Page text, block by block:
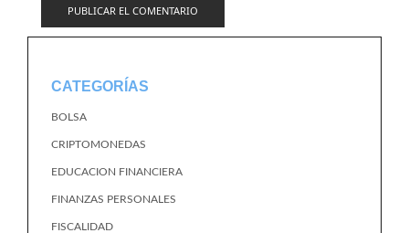
CATEGORÍAS
BOLSA
CRIPTOMONEDAS
EDUCACION FINANCIERA
FINANZAS PERSONALES
FISCALIDAD